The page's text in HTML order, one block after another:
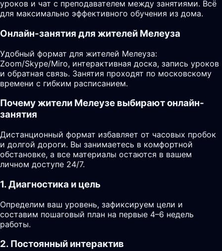
уроков и чат с преподавателем между занятиями. Всё
для максимально эффективного обучения из дома.
Онлайн-занятия для жителей Мелеуза
Удобный формат для жителей Мелеуза:
Zoom/Skype/Miro, интерактивная доска, запись уроков
и обратная связь. Занятия проходят по московскому
времени с гибким расписанием.
Почему жители Мелеузе выбирают онлайн-
занятия
Дистанционный формат избавляет от часовых пробок
и долгой дороги. Вы занимаетесь в комфортной
обстановке, а все материалы остаются в вашем
личном доступе 24/7.
1. Диагностика и цель
Определим ваш уровень, зафиксируем цели и
составим пошаговый план на первые 4–6 недель
работы.
2. Постоянный интерактив